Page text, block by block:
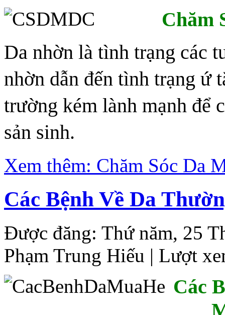
Chăm
Da nhờn là tình trạng các
nhờn dẫn đến tình trạng ứ
trường kém lành mạnh để
sản sinh.
Xem thêm: Chăm Sóc Da
Các Bệnh Về Da
Được đăng: Thứ năm, 25
Phạm Trung Hiếu | Lượt
Các